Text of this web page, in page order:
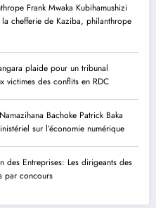
Frank Mwaka Kubihamushizi
chefferie de Kaziba, philanthrope
plaide pour un tribunal
victimes des conflits en RDC
Bachoke Patrick Baka
sur l’économie numérique
des Entreprises: Les dirigeants des
par concours